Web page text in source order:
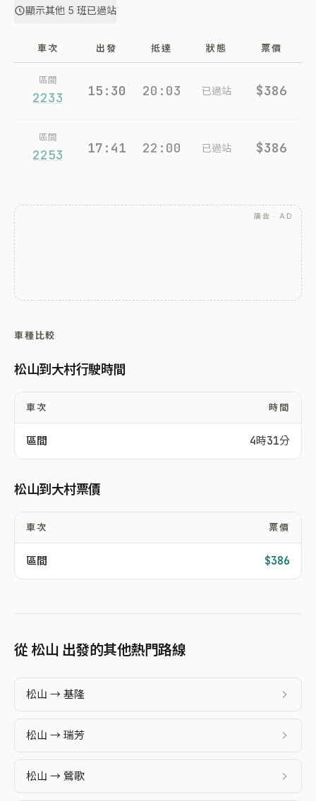
顯示其他 5 班已過站
車次 出發 抵達 狀態 票價
區間
2233 15:30 20:03 已過站 $386
區間
2253 17:41 22:00 已過站 $386
廣告 · AD
車種比較
松山到大村行駛時間
車次 時間
區間 4時31分
松山到大村票價
車次 票價
區間 $386
從 松山 出發的其他熱門路線
松山 → 基隆
松山 → 瑞芳
松山 → 鶯歌